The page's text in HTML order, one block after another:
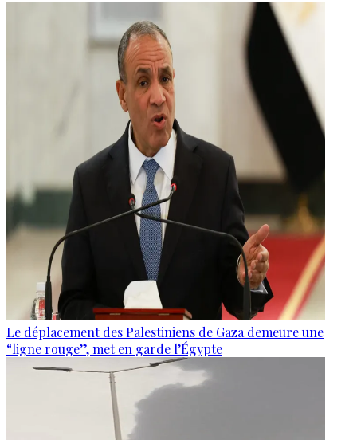
Le déplacement des Palestiniens de Gaza demeure une
“ligne rouge”, met en garde l’Égypte